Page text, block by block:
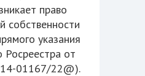
право
собственности
указания
Росреестра от
01167/22@).